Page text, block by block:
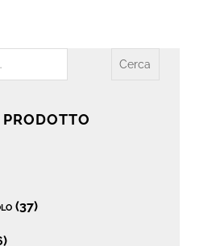
€5.995
€6.795
Cerca
(37)